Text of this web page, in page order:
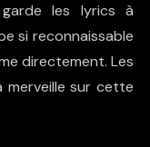
les lyrics à
si reconnaissable
directement. Les
merveille sur cette